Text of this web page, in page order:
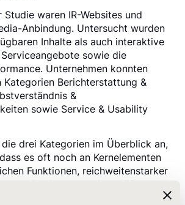
Studie waren IR-Websites und
Anbindung. Untersucht wurden
Inhalte als auch interaktive
sowie die
Unternehmen konnten
Kategorien Berichterstattung &
&
sowie Service & Usability
die drei Kategorien im Überblick an,
es oft noch an Kernelementen
Funktionen, reichweitenstarker
und zeitgemäßer
fehlt. Hinzu kommen inhaltliche